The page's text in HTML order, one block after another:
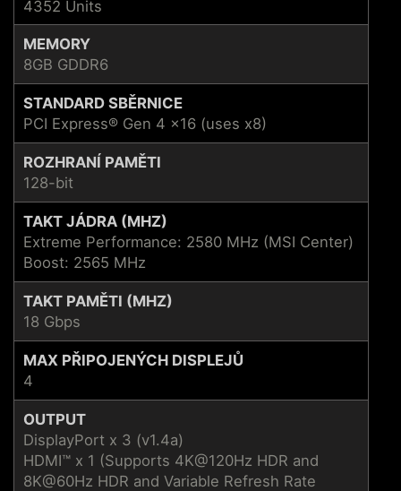
4352 Units
MEMORY
8GB GDDR6
STANDARD SBĚRNICE
PCI Express® Gen 4 x16 (uses x8)
ROZHRANÍ PAMĚTI
128-bit
TAKT JÁDRA (MHZ)
Extreme Performance: 2580 MHz (MSI Center)
Boost: 2565 MHz
TAKT PAMĚTI (MHZ)
18 Gbps
MAX PŘIPOJENÝCH DISPLEJŮ
4
OUTPUT
DisplayPort x 3 (v1.4a)
HDMI™ x 1 (Supports 4K@120Hz HDR and
8K@60Hz HDR and Variable Refresh Rate